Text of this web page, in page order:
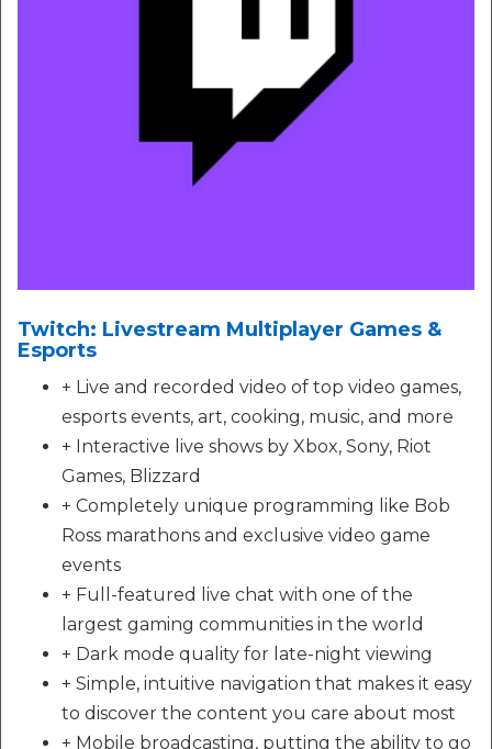
Twitch: Livestream Multiplayer Games &
Esports
+ Live and recorded video of top video games,
esports events, art, cooking, music, and more
+ Interactive live shows by Xbox, Sony, Riot
Games, Blizzard
+ Completely unique programming like Bob
Ross marathons and exclusive video game
events
+ Full-featured live chat with one of the
largest gaming communities in the world
+ Dark mode quality for late-night viewing
+ Simple, intuitive navigation that makes it easy
to discover the content you care about most
+ Mobile broadcasting, putting the ability to go